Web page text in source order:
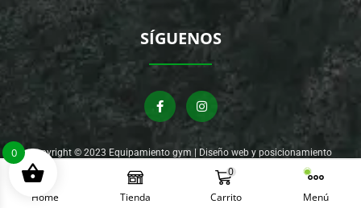
SÍGUENOS
Copyright © 2023 Equipamiento gym | Diseño web y posicionamiento
Agencia Clever Digital
Home Tienda
0
Carrito Menú
0